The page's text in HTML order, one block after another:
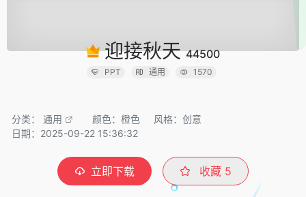
迎接秋天44500
PPT 通用 1570
分类： 通用 颜色：橙色
风格：创意
日期：2025-09-22 15:36:32
立即下载 收藏 5